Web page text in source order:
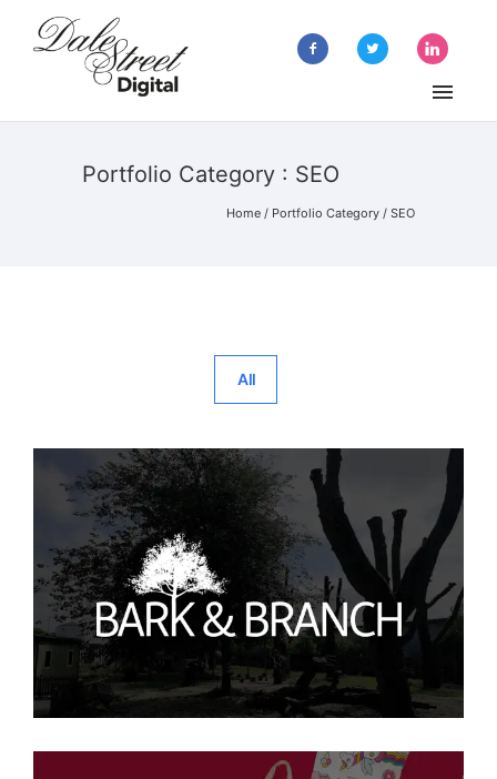
Portfolio Category : SEO
Home / Portfolio Category / SEO
All
Bark and Branch
B2B Service·SEO